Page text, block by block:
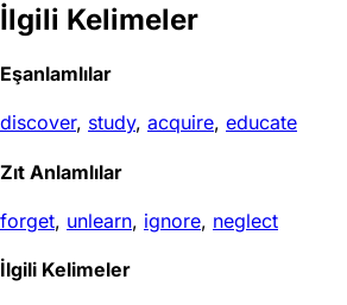
İlgili Kelimeler
Eşanlamlılar
discover, study, acquire, educate
Zıt Anlamlılar
forget, unlearn, ignore, neglect
İlgili Kelimeler